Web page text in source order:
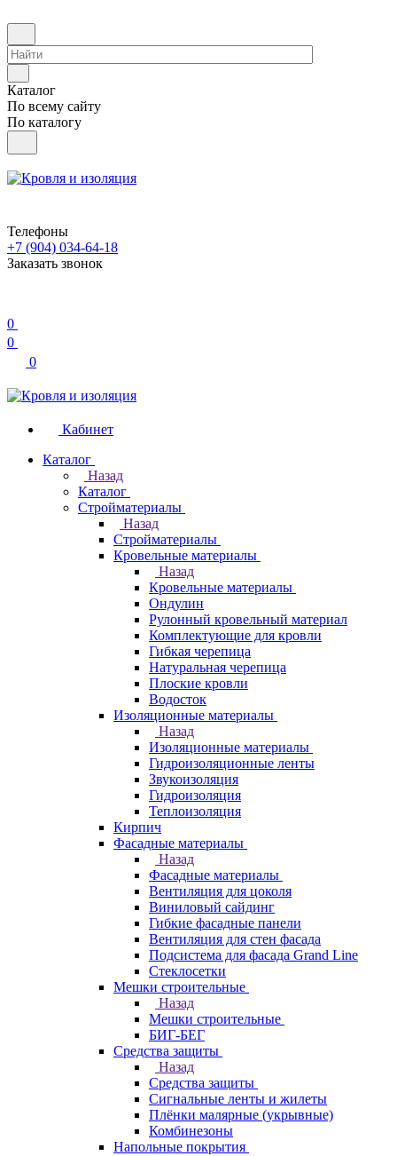
Каталог
По всему сайту
По каталогу
Телефоны
+7 (904) 034-64-18
Заказать звонок
0
0
0
Кабинет
Каталог
Назад
Каталог
Стройматериалы
Назад
Стройматериалы
Кровельные материалы
Назад
Кровельные материалы
Ондулин
Рулонный кровельный материал
Комплектующие для кровли
Гибкая черепица
Натуральная черепица
Плоские кровли
Водосток
Изоляционные материалы
Назад
Изоляционные материалы
Гидроизоляционные ленты
Звукоизоляция
Гидроизоляция
Теплоизоляция
Кирпич
Фасадные материалы
Назад
Фасадные материалы
Вентиляция для цоколя
Виниловый сайдинг
Гибкие фасадные панели
Вентиляция для стен фасада
Подсистема для фасада Grand Line
Стеклосетки
Мешки строительные
Назад
Мешки строительные
БИГ-БЕГ
Средства защиты
Назад
Средства защиты
Сигнальные ленты и жилеты
Плёнки малярные (укрывные)
Комбинезоны
Напольные покрытия